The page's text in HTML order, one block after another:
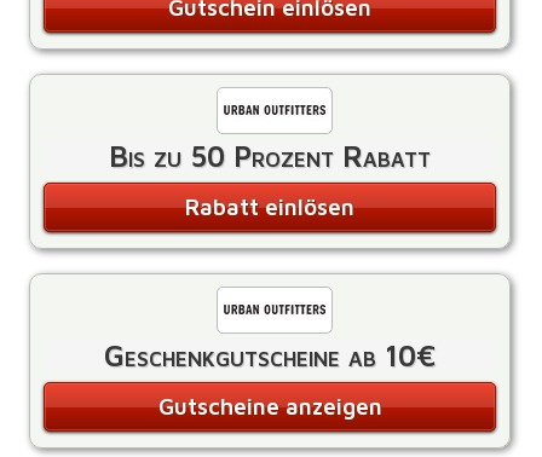
Gutschein einlösen
Bis zu 50 Prozent Rabatt
Rabatt einlösen
Geschenkgutscheine ab 10€
Gutscheine anzeigen